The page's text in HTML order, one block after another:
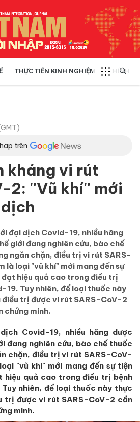
THỰC TIỄN KINH NGHIỆM CHÍNH
trên
kháng vi rút
2: ''Vũ khí'' mới
đại dịch Covid-19, nhiều hãng
giới đang nghiên cứu, bào chế
ngăn chặn, điều trị vi rút SARS-
là loại "vũ khí" mới mang đến sự
hiệu quả cao trong điều trị
19. Tuy nhiên, để loại thuốc này
điều trị được vi rút SARS-CoV-2
chứng minh.
Covid-19, nhiều hãng dược
đang nghiên cứu, bào chế thuốc
chặn, điều trị vi rút SARS-CoV-
"vũ khí" mới mang đến sự tiện
hiệu quả cao trong điều trị bệnh
nhiên, để loại thuốc này thực
trị được vi rút SARS-CoV-2 cần
minh.